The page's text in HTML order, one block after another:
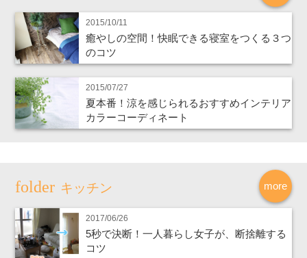
2015/10/11
癒やしの空間！快眠できる寝室をつくる３つ
のコツ
2015/07/27
夏本番！涼を感じられるおすすめインテリア
カラーコーディネート
more
キッチン
2017/06/26
5秒で決断！一人暮らし女子が、断捨離する
コツ